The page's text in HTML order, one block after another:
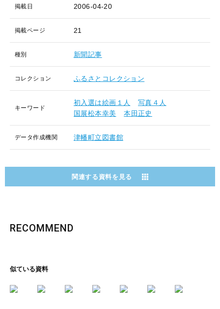
掲載日 2006-04-20
掲載ページ 21
種別 新聞記事
コレクション ふるさとコレクション
キーワード
初入選は絵画１人
写真４人
国展松本幸美
本田正史
データ作成機関 津幡町立図書館
関連する資料を見る
RECOMMEND
似ている資料